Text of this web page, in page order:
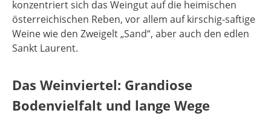
konzentriert sich das Weingut auf die heimischen
österreichischen Reben, vor allem auf kirschig-saftige
Weine wie den Zweigelt „Sand“, aber auch den edlen
Sankt Laurent.
Das Weinviertel: Grandiose
Bodenvielfalt und lange Wege